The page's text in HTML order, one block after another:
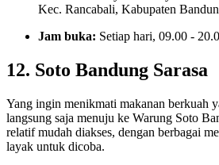
Kec. Rancabali, Kabupaten
Jam buka: Setiap hari, 09.00 -
12. Soto Bandung Sarasa
Yang ingin menikmati makanan berkuah
langsung saja menuju ke Warung Soto
relatif mudah diakses, dengan berbagai
layak untuk dicoba.